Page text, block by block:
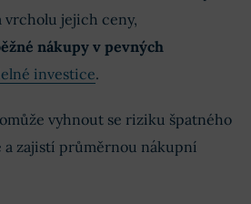
jejich ceny,
nákupy v pevných
investice.
vyhnout se riziku špatného
a zajistí průměrnou nákupní